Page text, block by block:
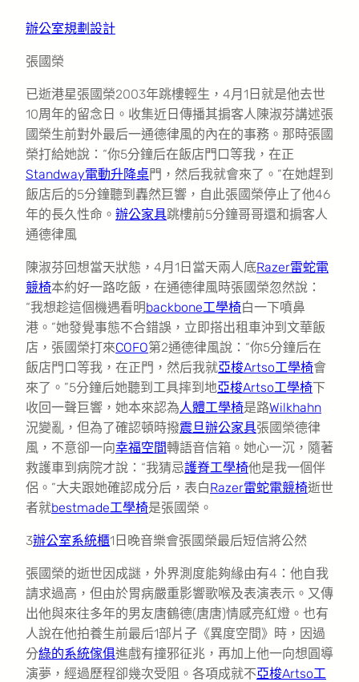
辦公室規劃設計
張國榮
已逝港星張國榮2003年跳樓輕生，4月1日就是他去世
10周年的留念日。收集近日傳播其掮客人陳淑芬講述張
國榮生前對外最后一通德律風的內在的事務。那時張國
榮打給她說：“你5分鐘后在飯店門口等我，在正
Standway電動升降桌門，然后我就會來了。”在她趕到
飯店后的5分鐘聽到轟然巨響，自此張國榮停止了他46
年的長久性命。 辦公家具跳樓前5分鐘哥哥還和掮客人
通德律風
陳淑芬回想當天狀態，4月1日當天兩人底Razer雷蛇電
競椅本約好一路吃飯，在通德律風時張國榮忽然說：
“我想趁這個機遇看明backbone工學椅白一下噴鼻
港。”她發覺事態不合錯誤，立即搭出租車沖到文華飯
店，張國榮打來COFO第2通德律風說：“你5分鐘后在
飯店門口等我，在正門，然后我就亞梭Artso工學椅會
來了。”5分鐘后她聽到工具摔到地亞梭Artso工學椅下
收回一聲巨響，她本來認為人體工學椅是路Wilkhahn
況變亂，但為了確認頓時撥震旦辦公家具張國榮德律
風，不意卻一向幸福空間轉語音信箱。她心一沉，隨著
救護車到病院才說：“我猜忌護脊工學椅他是我一個伴
侶。”大夫跟她確認成分后，表白Razer雷蛇電競椅逝世
者就bestmade工學椅是張國榮。
3辦公室系統櫃1日晚音樂會張國榮最后短信將公然
張國榮的逝世因成謎，外界測度能夠緣由有4：他自我
請求過高，但由於胃病嚴重影響歌喉及表演表示。又傳
出他與來往多年的男友唐鶴德(唐唐)情感亮紅燈。也有
人說在他拍養生前最后1部片子《異度空間》時，因過
分綠的系統傢俱進戲有撞邪征兆，再加上他一向想圓導
演夢，經過歷程卻幾次受阻。各項成就不亞梭Artso工